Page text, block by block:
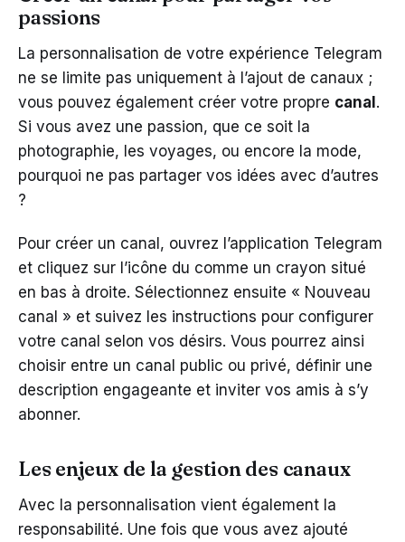
passions
La personnalisation de votre expérience Telegram
ne se limite pas uniquement à l’ajout de canaux ;
vous pouvez également créer votre propre canal.
Si vous avez une passion, que ce soit la
photographie, les voyages, ou encore la mode,
pourquoi ne pas partager vos idées avec d’autres
?
Pour créer un canal, ouvrez l’application Telegram
et cliquez sur l’icône du comme un crayon situé
en bas à droite. Sélectionnez ensuite « Nouveau
canal » et suivez les instructions pour configurer
votre canal selon vos désirs. Vous pourrez ainsi
choisir entre un canal public ou privé, définir une
description engageante et inviter vos amis à s’y
abonner.
Les enjeux de la gestion des canaux
Avec la personnalisation vient également la
responsabilité. Une fois que vous avez ajouté